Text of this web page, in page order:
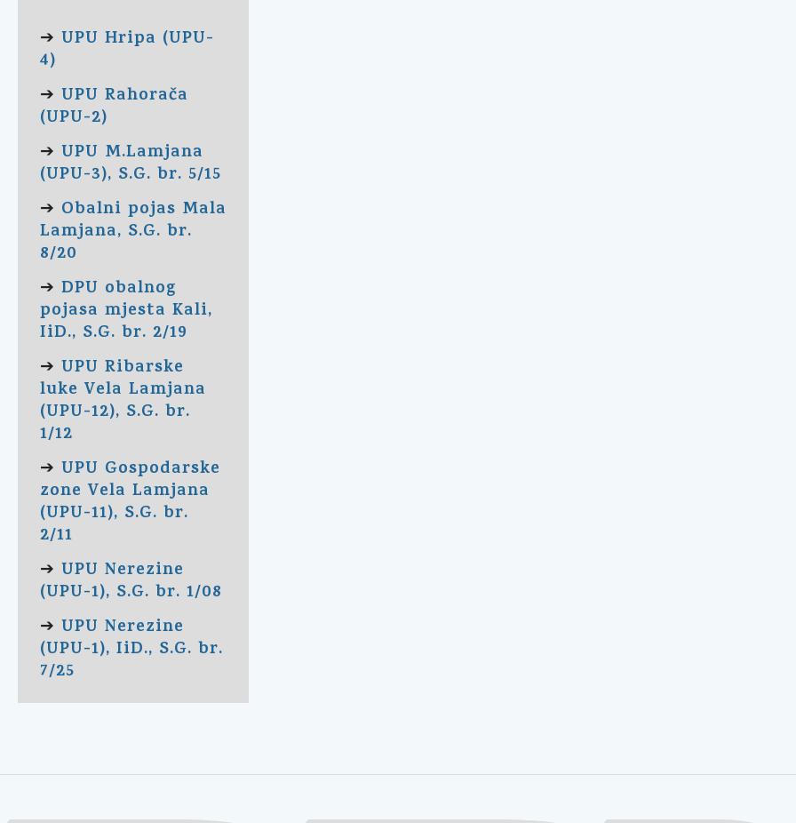
➔ UPU Hripa (UPU-
4)
➔ UPU Rahorača
(UPU-2)
➔ UPU M.Lamjana
(UPU-3), S.G. br. 5/15
➔ Obalni pojas Mala
Lamjana, S.G. br.
8/20
➔ DPU obalnog
pojasa mjesta Kali,
IiD., S.G. br. 2/19
➔ UPU Ribarske
luke Vela Lamjana
(UPU-12), S.G. br.
1/12
➔ UPU Gospodarske
zone Vela Lamjana
(UPU-11), S.G. br.
2/11
➔ UPU Nerezine
(UPU-1), S.G. br. 1/08
➔ UPU Nerezine
(UPU-1), IiD., S.G. br.
7/25